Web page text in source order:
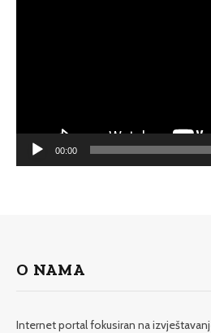
00:00
O NAMA
Internet portal fokusiran na